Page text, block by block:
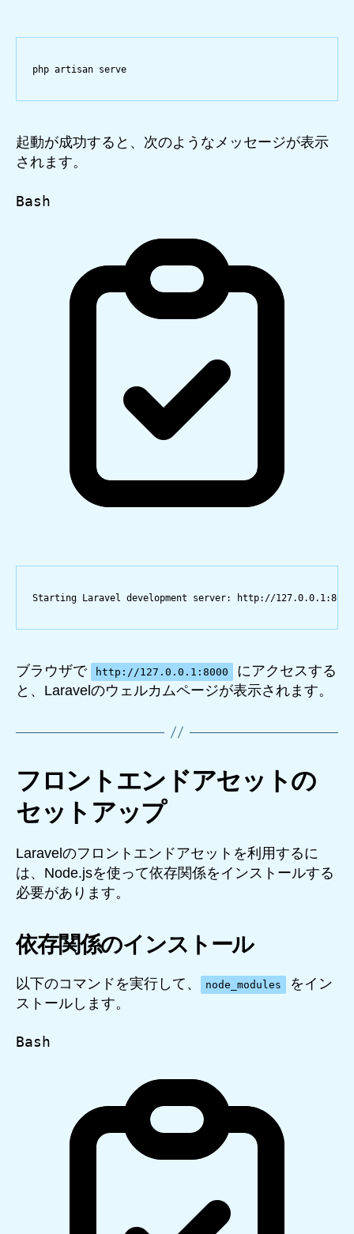
php artisan serve
起動が成功すると、次のようなメッセージが表示
されます。
Bash
Starting Laravel development server: http://127.0.0.1:8000
ブラウザで http://127.0.0.1:8000
にアクセスする
と、Laravelのウェルカムページが表示されます。
フロントエンドアセットの
セットアップ
Laravelのフロントエンドアセットを利用するに
は、Node.jsを使って依存関係をインストールする
必要があります。
依存関係のインストール
以下のコマンドを実行して、 node_modules
をイン
ストールします。
Bash